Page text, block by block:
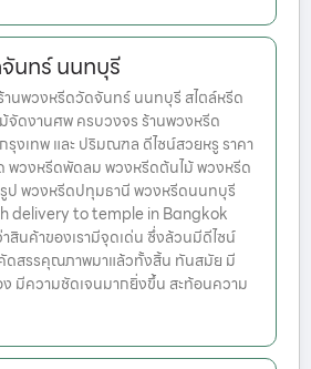
นทร์ นนทบุรี
นพวงหรีดวัดจันทร์ นนทบุรี สไตล์หรีด
จัดงานศพ ครบวงจร ร้านพวงหรีด
งเทพ และ ปริมณฑล ดีไซน์สวยหรู ราคา
พวงหรีดพัดลม พวงหรีดต้นไม้ พวงหรีด
รูป พวงหรีดปทุมธานี พวงหรีดนนทบุรี
delivery to temple in Bangkok
สินค้าของเรามีจุดเด่น ซึ่งล้วนมีดีไซน์
ดสรรคุณภาพมาแล้วทั้งสิ้น ทันสมัย มี
มีความชัดเจนมากยิ่งขึ้น สะท้อนความ